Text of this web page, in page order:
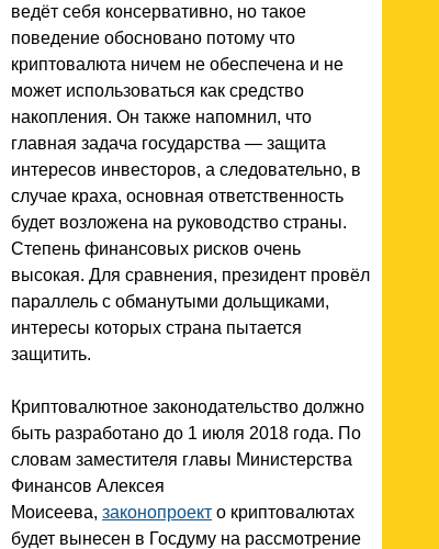
ведёт себя консервативно, но такое
поведение обосновано потому что
криптовалюта ничем не обеспечена и не
может использоваться как средство
накопления. Он также напомнил, что
главная задача государства — защита
интересов инвесторов, а следовательно, в
случае краха, основная ответственность
будет возложена на руководство страны.
Степень финансовых рисков очень
высокая. Для сравнения, президент провёл
параллель с обманутыми дольщиками,
интересы которых страна пытается
защитить.
Криптовалютное законодательство должно
быть разработано до 1 июля 2018 года. По
словам заместителя главы Министерства
Финансов Алексея
Моисеева, законопроект о криптовалютах
будет вынесен в Госдуму на рассмотрение